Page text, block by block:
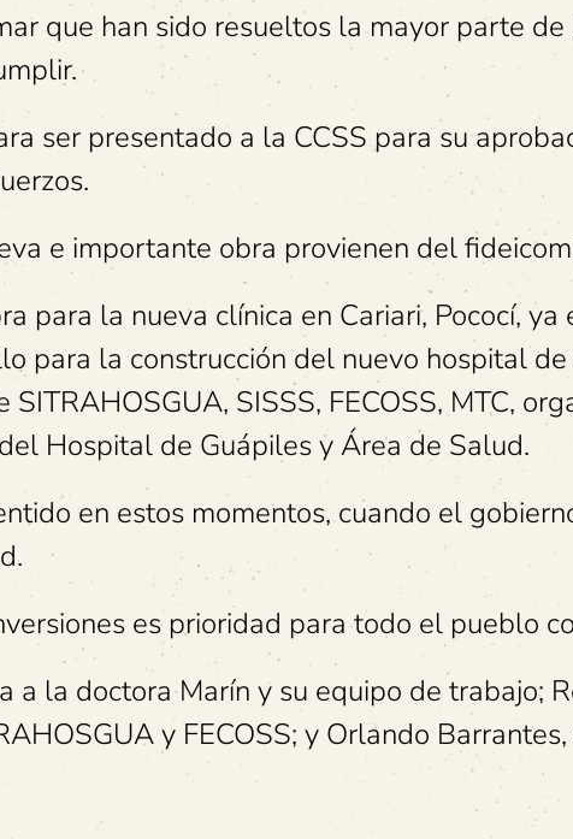
que han sido resueltos la mayor parte
ser presentado a la CCSS para su
e importante obra provienen del
para la nueva clínica en Cariari, Pococí, ya
para la construcción del nuevo hospital
SISSS, FECOSS, MTC,
Hospital de Guápiles y Área de Salud.
en estos momentos, cuando el
es prioridad para todo el pueblo
a la doctora Marín y su equipo de trabajo;
y FECOSS; y Orlando